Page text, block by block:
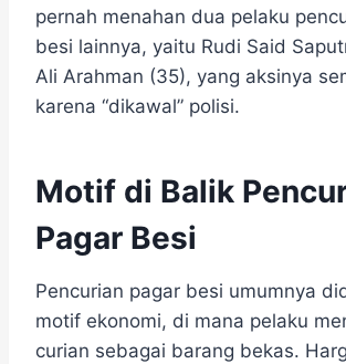
pernah menahan dua pelaku
besi lainnya, yaitu Rudi Said
Ali Arahman (35), yang aksinya
karena “dikawal” polisi.
Motif di Balik
Pagar Besi
Pencurian pagar besi umumnya
motif ekonomi, di mana pelaku
curian sebagai barang bekas.